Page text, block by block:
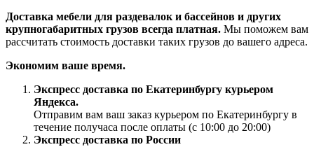
Доставка мебели для раздевалок и бассейнов и других
крупногабаритных грузов всегда платная. Мы поможем вам
рассчитать стоимость доставки таких грузов до вашего адреса.
Экономим ваше время.
Экспресс доставка по Екатеринбургу курьером
Яндекса.
Отправим вам ваш заказ курьером по Екатеринбургу в
течение получаса после оплаты (с 10:00 до 20:00)
Экспресс доставка по России